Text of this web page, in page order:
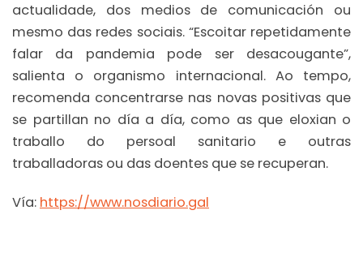
actualidade, dos medios de comunicación ou
mesmo das redes sociais. “Escoitar repetidamente
falar da pandemia pode ser desacougante”,
salienta o organismo internacional. Ao tempo,
recomenda concentrarse nas novas positivas que
se partillan no día a día, como as que eloxian o
traballo do persoal sanitario e outras
traballadoras ou das doentes que se recuperan.
Vía: https://www.nosdiario.gal